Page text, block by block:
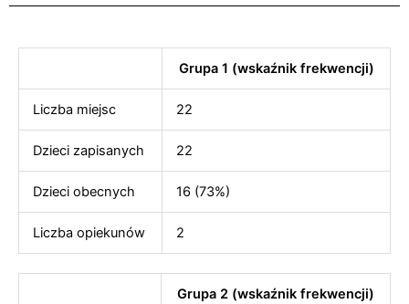
Grupa 1 (wskaźnik frekwencji)
Liczba miejsc 22
Dzieci zapisanych 22
Dzieci obecnych 16 (73%)
Liczba opiekunów 2
Grupa 2 (wskaźnik frekwencji)